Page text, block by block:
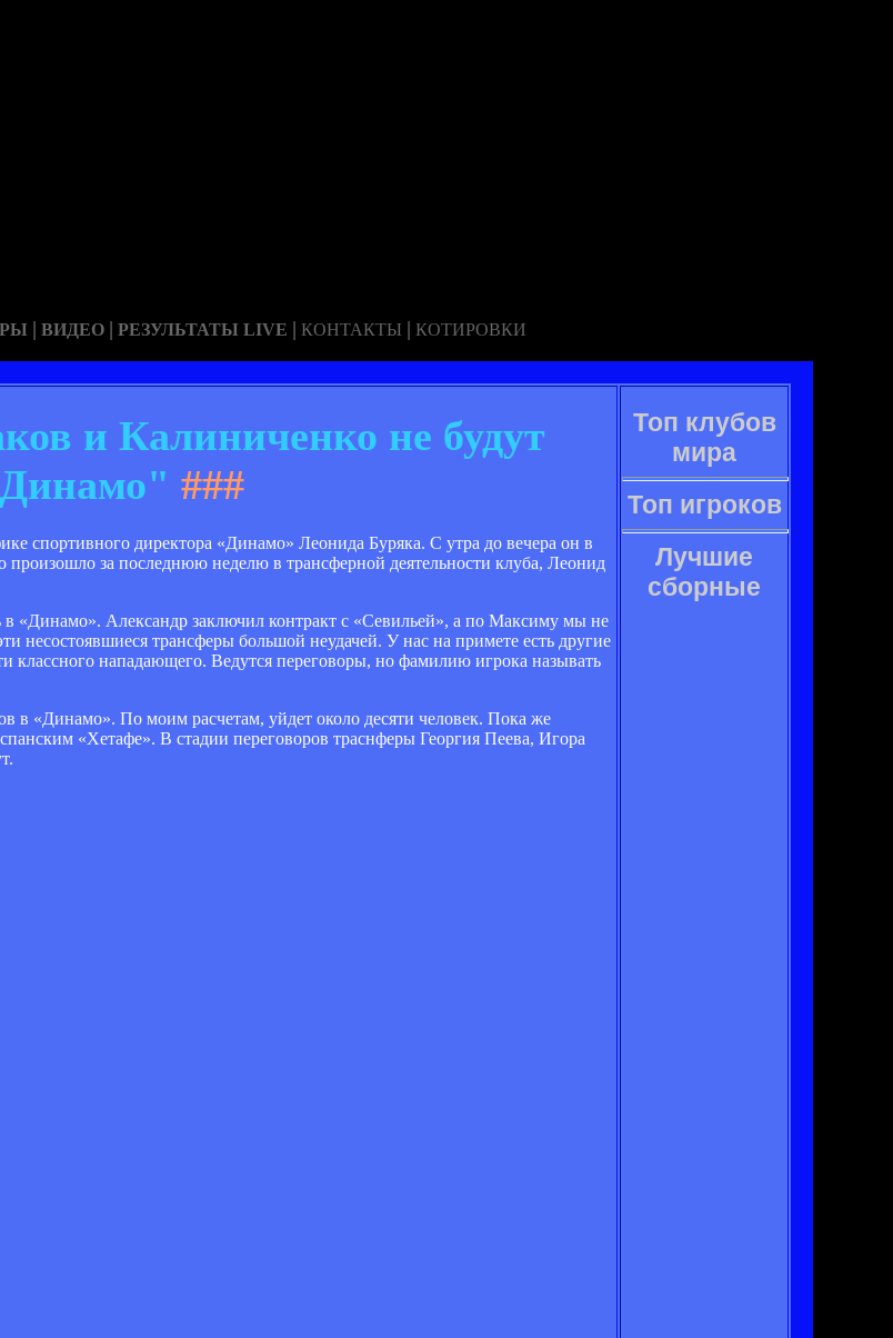
| ВИДЕО | РЕЗУЛЬТАТЫ LIVE | КОНТАКТЫ | КОТИРОВКИ
и Калиниченко не будут
###
спортивного директора «Динамо» Леонида Буряка. С утра до вечера он в
за последнюю неделю в трансферной деятельности клуба, Леонид
в «Динамо». Александр заключил контракт с «Севильей», а по Максиму мы не
несостоявшиеся трансферы большой неудачей. У нас на примете есть другие
классного нападающего. Ведутся переговоры, но фамилию игрока называть
в «Динамо». По моим расчетам, уйдет около десяти человек. Пока же
«Хетафе». В стадии переговоров траснферы Георгия Пеева, Игора
Топ клубов
мира
Топ игроков
Лучшие
сборные